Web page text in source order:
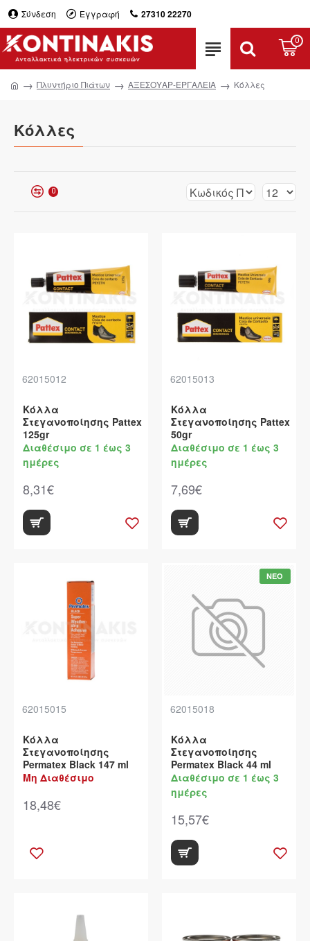
Σύνδεση Εγγραφή 27310 22270
0
Πλυντήριο Πιάτων ΑΞΕΣΟΥΑΡ-ΕΡΓΑΛΕΙΑ Κόλλες
Κόλλες
0
62015012
Κόλλα
Στεγανοποίησης Pattex
125gr
Διαθέσιμο σε 1 έως 3
ημέρες
8,31€
62015013
Κόλλα
Στεγανοποίησης Pattex
50gr
Διαθέσιμο σε 1 έως 3
ημέρες
7,69€
62015015
Κόλλα
Στεγανοποίησης
Permatex Black 147 ml
Μη Διαθέσιμο
18,48€
ΝΕΟ
62015018
Κόλλα
Στεγανοποίησης
Permatex Black 44 ml
Διαθέσιμο σε 1 έως 3
ημέρες
15,57€